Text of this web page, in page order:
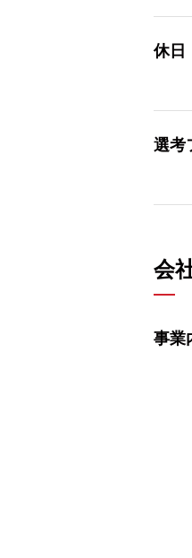
休日
選考
会
事業